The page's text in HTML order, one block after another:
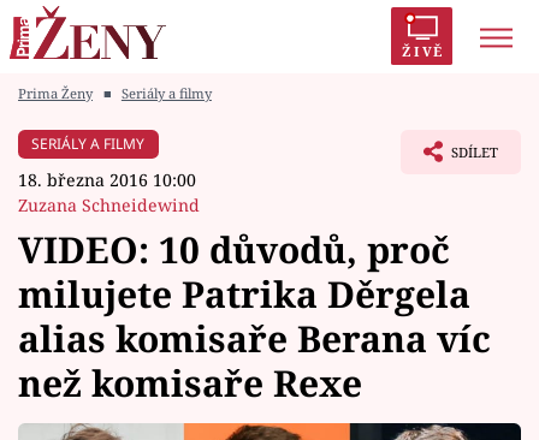
ŽIVĚ
Módní alarm
Témata
Celebrity
Vztahy
Prima Ženy ■ Seriály a filmy
SERIÁLY A FILMY
18. března 2016 10:00
Zuzana Schneidewind
SDÍLET
VIDEO: 10 důvodů, proč
milujete Patrika Děrgela
alias komisaře Berana víc
než komisaře Rexe